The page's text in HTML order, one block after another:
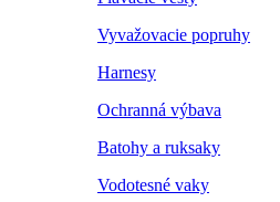
Vyvažovacie popruhy
Harnesy
Ochranná výbava
Batohy a ruksaky
Vodotesné vaky